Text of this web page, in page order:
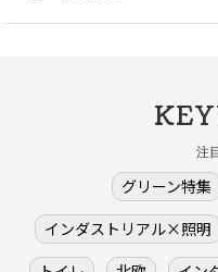
注
グリーン特集
インダストリアル×照明